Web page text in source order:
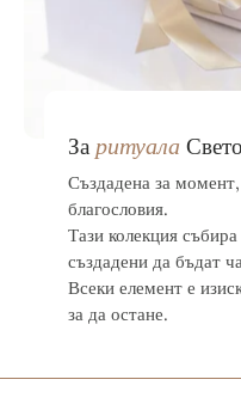
За ритуала
Създадена за
благословия.
Тази колекция
създадени да бъдат
Всеки елемент е
за да остане.